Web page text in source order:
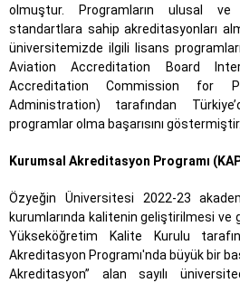
olmuştur. Programların ulusal
standartlara sahip akreditasyonları
üniversitemizde ilgili lisans
Aviation Accreditation Board
Accreditation Commission for
Administration) tarafından
programlar olma başarısını göstermiştir.
Kurumsal Akreditasyon Programı
Özyeğin Üniversitesi 2022-23
kurumlarında kalitenin geliştirilmesi ve
Yükseköğretim Kalite Kurulu
Akreditasyon Programı'nda büyük bir
Akreditasyon” alan sayılı